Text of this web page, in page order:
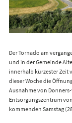
Der Tornado am
und in der Gemeinde
innerhalb kürzester Zeit
dieser Woche die
Ausnahme von
Entsorgungszentrum
kommenden Samstag